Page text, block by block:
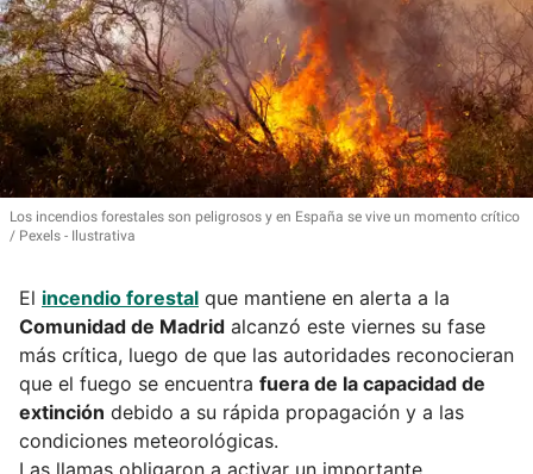
Los incendios forestales son peligrosos y en España se vive un momento crítico
Pexels - Ilustrativa
El incendio forestal que mantiene en alerta a la
Comunidad de Madrid alcanzó este viernes su fase
más crítica, luego de que las autoridades reconocieran
que el fuego se encuentra fuera de la capacidad de
extinción debido a su rápida propagación y a las
condiciones meteorológicas.
Las llamas obligaron a activar un importante